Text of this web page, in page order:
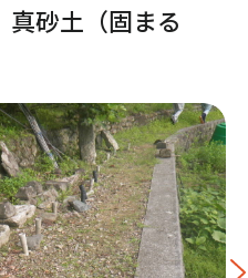
砂土（固まる